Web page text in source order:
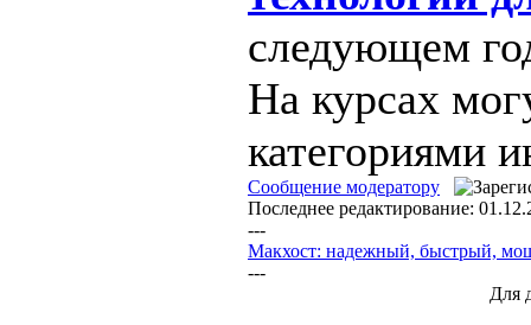
следующем
На курсах
категориями
Сообщение модератору
Последнее редактирование:
---
Макхост: надежный, быстрый,
---
Для